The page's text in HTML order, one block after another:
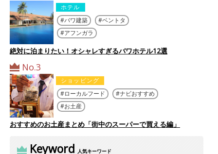
ホテル
バワ建築
ベントタ
アフンガラ
絶対に泊まりたい！オシャレすぎるバワホテル12選
No.3
ショッピング
ローカルフード
ナビおすすめ
お土産
おすすめのお土産まとめ「街中のスーパーで買える編」
Keyword 人気キーワード